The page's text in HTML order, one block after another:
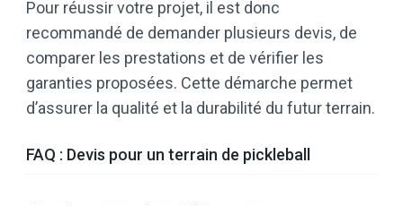
Pour réussir votre projet, il est donc
recommandé de demander plusieurs devis, de
comparer les prestations et de vérifier les
garanties proposées. Cette démarche permet
d’assurer la qualité et la durabilité du futur terrain.
FAQ : Devis pour un terrain de pickleball